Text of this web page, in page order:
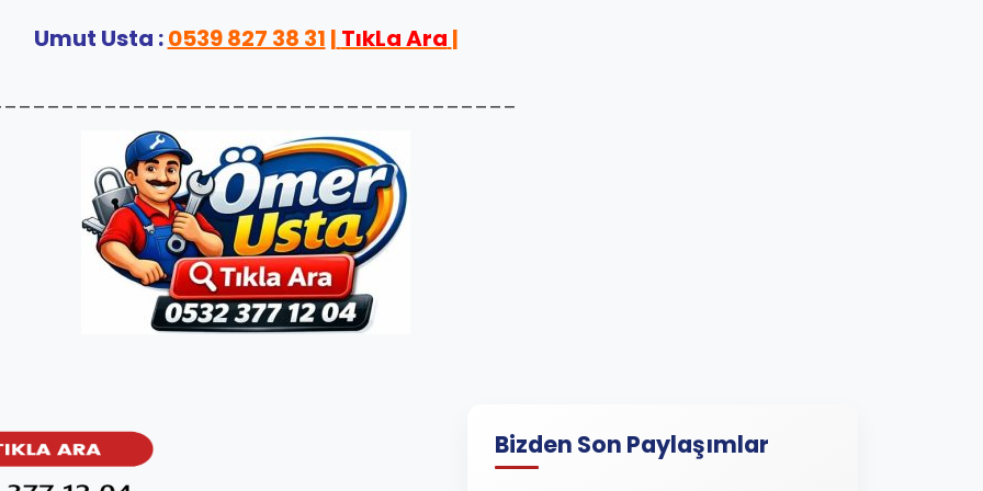
Umut Usta :0539 827 38 31 | TıkLa Ara |
Bizden Son Paylaşımlar